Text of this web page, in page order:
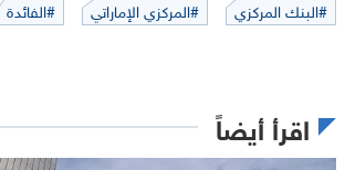
#البنك المركزي #المركزي الإماراتي #الفائدة
اقرأ أيضاً